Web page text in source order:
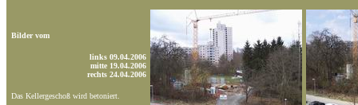
Bilder vom
links 09.04.2006
mitte 19.04.2006
rechts 24.04.2006
Das Kellergeschoß wird betoniert.